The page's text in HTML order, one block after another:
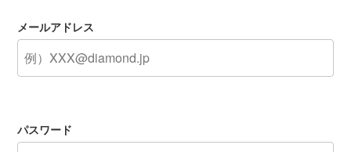
メールアドレス
パスワード